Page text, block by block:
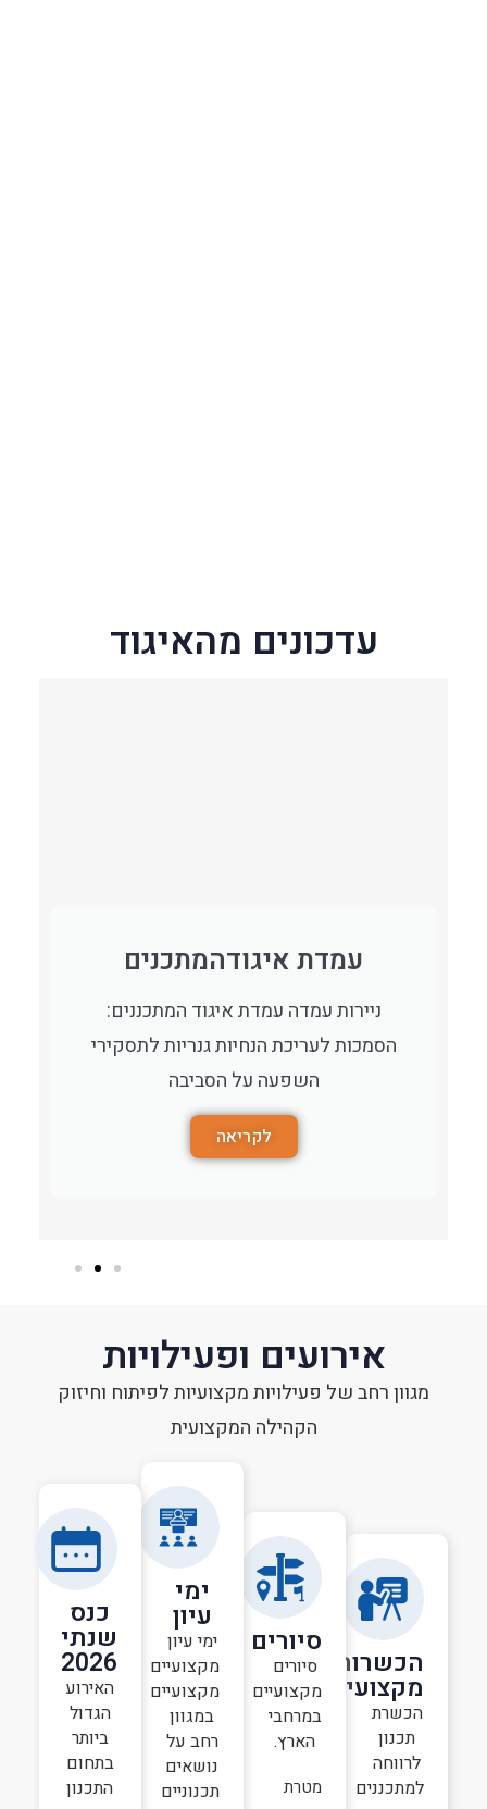
עדכונים מהאיגוד
עמדת איגודהמתכנים
ניירות עמדה עמדת איגוד המתכננים:
הסמכות לעריכת הנחיות גנריות לתסקירי
השפעה על הסביבה
לקריאה
אירועים ופעילויות
מגוון רחב של פעילויות מקצועיות לפיתוח וחיזוק
הקהילה המקצועית
הכשרות
מקצועיות
הכשרת
תכנון
לרווחה
למתכננים
סיורים
סיורים
מקצועיים
במרחבי
הארץ.
מטרת
ימי
עיון
ימי עיון
מקצועיים
מקצועיים
במגוון
רחב על
נושאים
תכנוניים
כנס
שנתי
2026
האירוע
הגדול
ביותר
בתחום
התכנון